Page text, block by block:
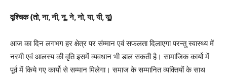
वृश्चिक (तो, ना, नी, नू, ने, नो, या, यी, यू)
आज का दिन लगभग हर क्षेत्र पर संम्मान एवं सफलता दिलाएगा परन्तु स्वास्थ्य में
नरमी एवं आलस्य की वृति इसमें व्यवधान भी डाल सकती है। सामाजिक कार्यो में
पूर्व में किये गए कार्यो से सम्मान मिलेगा। समाज के सम्मानित व्यक्तियों के साथ